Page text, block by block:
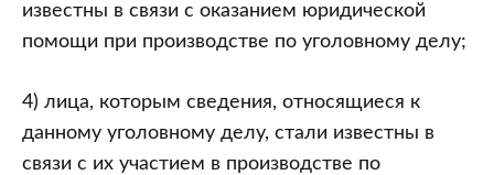
7.
Иные
уголовного
процесса
известны в связи с оказанием юридической
помощи при производстве по уголовному делу;
4) лица, которым сведения, относящиеся к
данному уголовному делу, стали известны в
связи с их участием в производстве по